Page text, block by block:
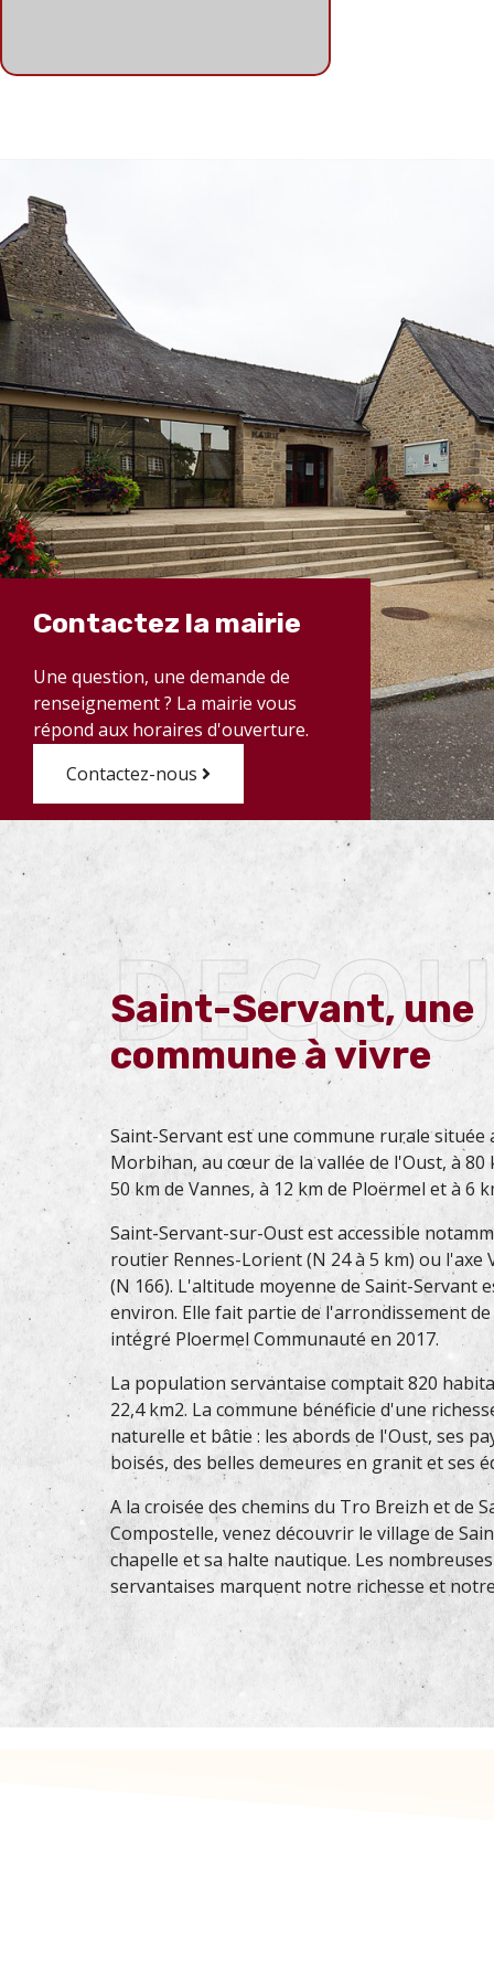
Contactez la mairie
Une question, une demande de
renseignement ? La mairie vous
répond aux horaires d'ouverture.
Contactez-nous
Saint-Servant, une
commune à vivre
Saint-Servant est une commune rurale située
Morbihan, au cœur de la vallée de l'Oust, à 80
50 km de Vannes, à 12 km de Ploërmel et à 6
Saint-Servant-sur-Oust est accessible
routier Rennes-Lorient (N 24 à 5 km) ou l'axe
(N 166). L'altitude moyenne de Saint-Servant
environ. Elle fait partie de l'arrondissement
intégré Ploermel Communauté en 2017.
La population servantaise comptait 820
22,4 km2. La commune bénéficie d'une
naturelle et bâtie : les abords de l'Oust, ses
boisés, des belles demeures en granit et ses
A la croisée des chemins du Tro Breizh et de
Compostelle, venez découvrir le village de
chapelle et sa halte nautique. Les
servantaises marquent notre richesse et